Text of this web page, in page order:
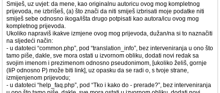
Smiješ, uz uvjet: da mene, kao originalnu autoricu ovog mog kompletnog
prijevoda, ne izbrišeš, (a) što znači da niti smiješ izbrisati moje podatke niti
smiješ sebe odnosno ikoga/išta drugo potpisati kao autora/icu ovog mog
kompletnog prijevoda.
Ukoliko napraviš ikakve izmjene ovog mog prijevoda, dužan/na si to naznačiti
na sljedeći način:
- u datoteci “common.php”, pod “translation_info”, bez interveniranja u ono što
tamo piše, dakle, sve mora ostati u izvornom obliku, dodati novi redak sa
svojim imenom i prezimenom odnosno pseudonimom, [ukoliko želiš, gornje
(IiP odnosno P) može biti link], uz opasku da se radi o, s tvoje strane,
izmijenjenom prijevodu;
- u datoteci “help_faq.php”, pod “Tko i kako do - prerade?”, bez interveniranja